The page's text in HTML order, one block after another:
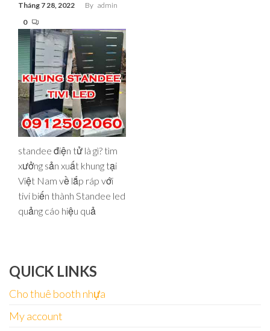
Tháng 7 28, 2022 By admin
0
standee điện tử là gì? tìm
xưởng sản xuất khung tại
Việt Nam về lắp ráp với
tivi biến thành Standee led
quảng cáo hiệu quả
QUICK LINKS
Cho thuê booth nhựa
My account